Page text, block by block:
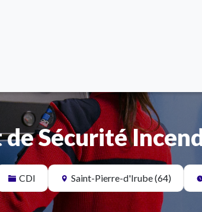
Sécurité
CDI Saint-Pierre-d'Irube (64)